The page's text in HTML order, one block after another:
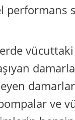
performans
vücuttaki
ve